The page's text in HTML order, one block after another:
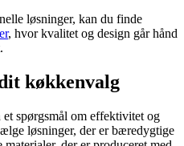
løsninger, kan du finde
, hvor kvalitet og design går hånd
køkkenvalg
spørgsmål om effektivitet og
løsninger, der er bæredygtige